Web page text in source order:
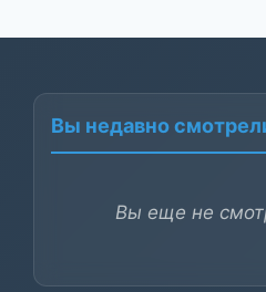
Вы недавно
Вы еще не